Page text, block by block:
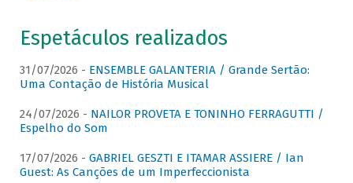
Espetáculos realizados
31/07/2026 - ENSEMBLE GALANTERIA / Grande Sertão:
Uma Contação de História Musical
24/07/2026 - NAILOR PROVETA E TONINHO FERRAGUTTI /
Espelho do Som
17/07/2026 - GABRIEL GESZTI E ITAMAR ASSIERE / Ian
Guest: As Canções de um Imperfeccionista